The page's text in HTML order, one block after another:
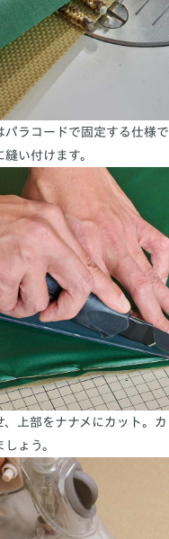
パラコードで固定する仕様
い付けます。
、上部をナナメにカット。
ょう。